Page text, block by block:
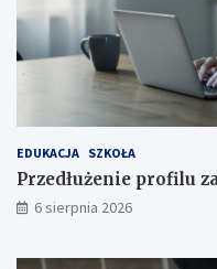
EDUKACJA SZKOŁA
Przedłużenie profilu
6 sierpnia 2026